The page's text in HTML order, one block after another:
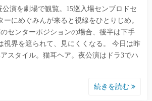
演を劇場で観覧。15巡入場センブロドセ
ーにめぐみんが来ると視線をひとりじめ。
センターポジションの場合、後半は下手
視界を遮られて、見にくくなる。 今日は昨
スタイル。猫耳ヘア。夜公演はドラ3でハ
続きを読む